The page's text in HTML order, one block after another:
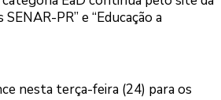
PR” e “Educação a
nesta terça-feira (24) para os